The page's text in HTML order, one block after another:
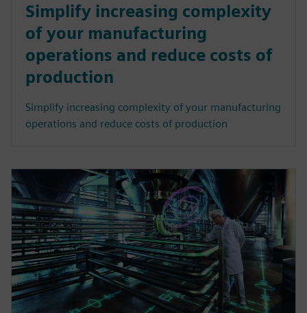
Simplify increasing complexity
of your manufacturing
operations and reduce costs of
production
Simplify increasing complexity of your manufacturing
operations and reduce costs of production